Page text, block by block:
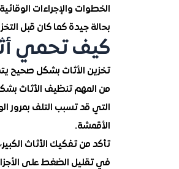
الخطوات والإجراءات
بحالة جيدة كما كان قبل
كيف تحمي
تخزين الأثاث بشكل صحيح
من المهم تنظيف الأثاث
التي قد تسبب التلف بمرور
الأقمشة.
تأكد من تفكيك الأثاث
في تقليل الضغط على